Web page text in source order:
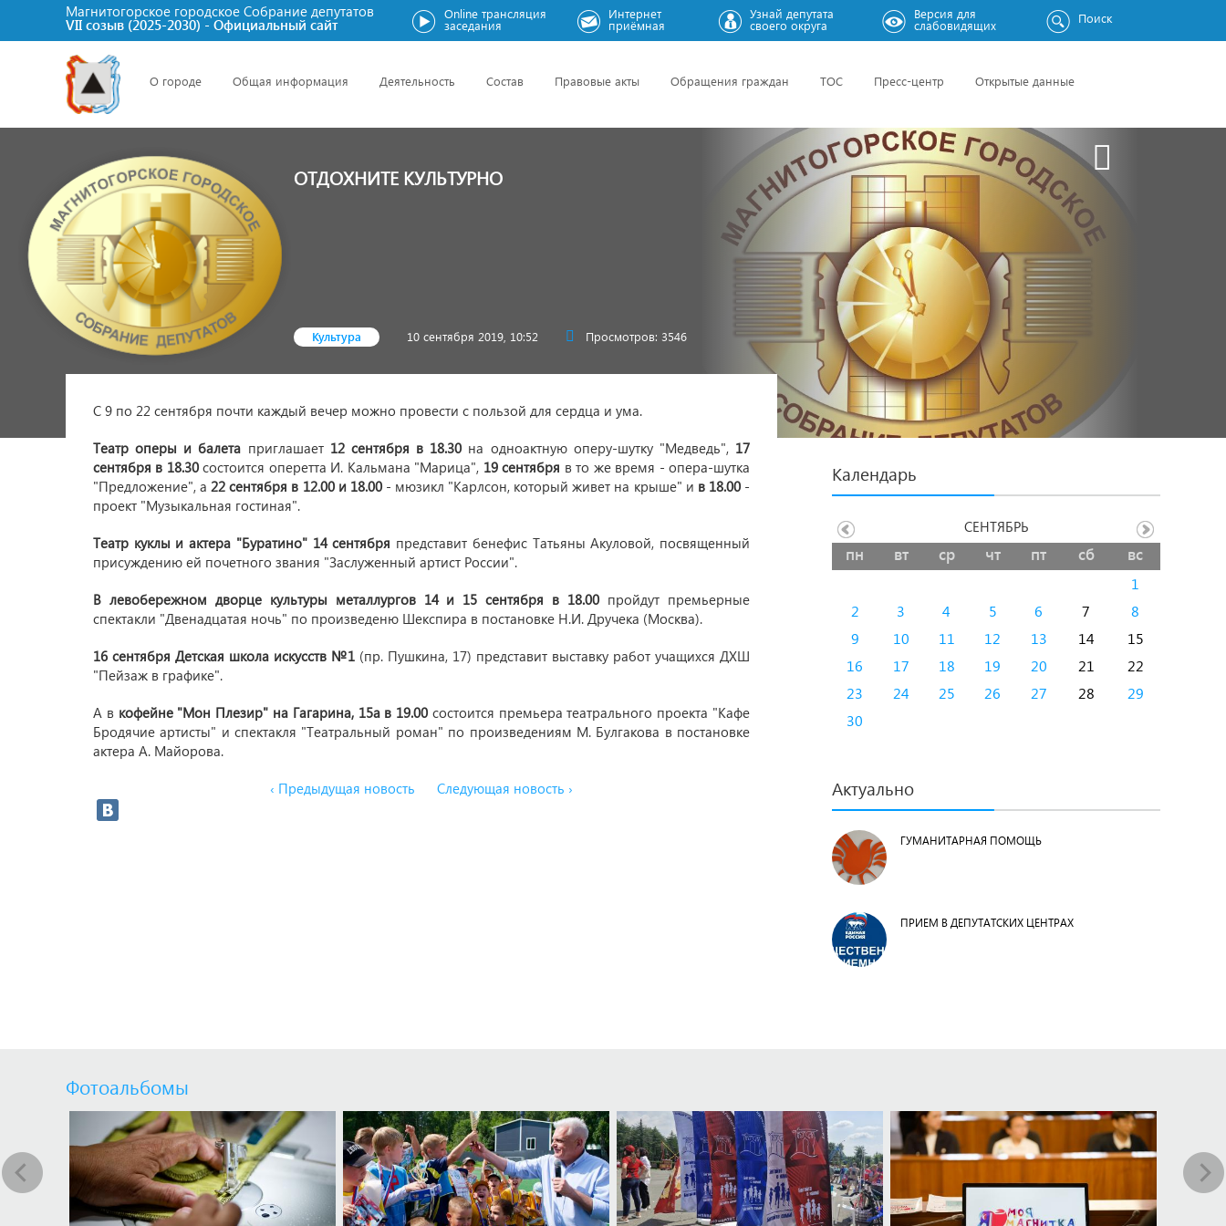
Магнитогорское городское Cобрание депутатов
VII созыв (2025-2030) - Официальный сайт
Online трансляция
заседания
Интернет
приёмная
Узнай депутата
своего округа
Версия для
слабовидящих Поиск
О городе Общая информация Деятельность Состав Правовые акты Обращения граждан ТОС Пресс-центр Открытые данные
ОТДОХНИТЕ КУЛЬТУРНО
Культура 10 сентября 2019, 10:52 Просмотров: 3546
С 9 по 22 сентября почти каждый вечер можно провести с пользой для сердца и ума.
Театр оперы и балета приглашает 12 сентября в 18.30 на одноактную оперу-шутку "Медведь", 17
сентября в 18.30состоится оперетта И. Кальмана "Марица", 19 сентября в то же время - опера-шутка
"Предложение", а22 сентября в 12.00 и 18.00- мюзикл "Карлсон, который живет на крыше" и в 18.00-
проект "Музыкальная гостиная".
Театр куклы и актера "Буратино" 14 сентября представит бенефис Татьяны Акуловой, посвященный
присуждению ей почетного звания "Заслуженный артист России".
В левобережном дворце культуры металлургов 14 и 15 сентября в 18.00 пройдут премьерные
спектакли "Двенадцатая ночь" по произведеню Шекспира в постановке Н.И. Дручека (Москва).
16 сентября Детская школа искусств №1 (пр. Пушкина, 17) представит выставку работ учащихся ДХШ
"Пейзаж в графике".
А в кофейне "Мон Плезир" на Гагарина, 15а в 19.00 состоится премьера театрального проекта "Кафе
Бродячие артисты" и спектакля "Театральный роман" по произведениям М. Булгакова в постановке
актера А. Майорова.
‹ Предыдущая новость Следующая новость ›
Календарь
пн вт ср чт пт сб вс
1
2
3 4 5 6 7
8
9
10 11 12 13 14
15
16
17 18 19 20 21
22
23
24 25 26 27 28
29
30
СЕНТЯБРЬ
Актуально
ГУМАНИТАРНАЯ ПОМОЩЬ
ПРИЕМ В ДЕПУТАТСКИХ ЦЕНТРАХ
Фотоальбомы